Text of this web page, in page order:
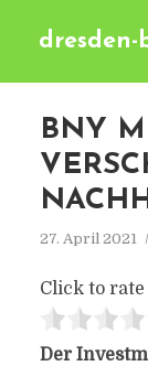
dresden-
BNY
27. April 2021
Click to
Der